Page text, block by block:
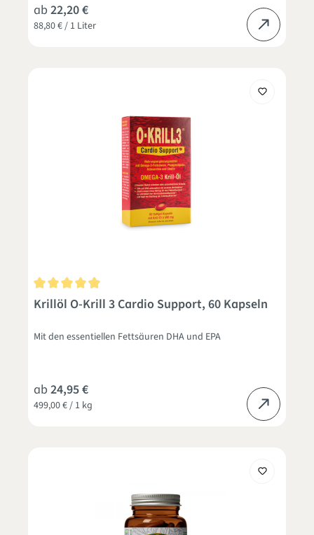
88,80 € / 1 Liter
ab 22,20 €
Durchschnittliche Bewertung von 4.9 von 5 Sternen
Krillöl O-Krill 3 Cardio Support, 60 Kapseln
Mit den essentiellen Fettsäuren DHA und EPA
499,00 € / 1 kg
ab 24,95 €